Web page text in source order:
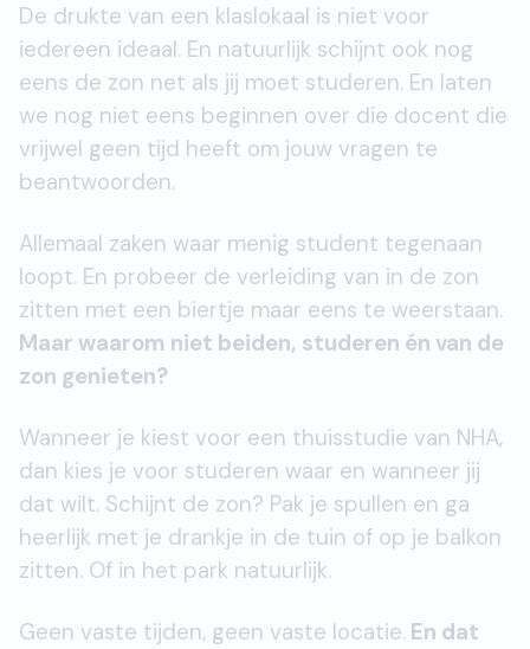
De drukte van een klaslokaal is niet voor
iedereen ideaal. En natuurlijk schijnt ook nog
eens de zon net als jij moet studeren. En laten
we nog niet eens beginnen over die docent die
vrijwel geen tijd heeft om jouw vragen te
beantwoorden.
Allemaal zaken waar menig student tegenaan
loopt. En probeer de verleiding van in de zon
zitten met een biertje maar eens te weerstaan.
Maar waarom niet beiden, studeren én van de
zon genieten?
Wanneer je kiest voor een thuisstudie van NHA,
dan kies je voor studeren waar en wanneer jij
dat wilt. Schijnt de zon? Pak je spullen en ga
heerlijk met je drankje in de tuin of op je balkon
zitten. Of in het park natuurlijk.
Geen vaste tijden, geen vaste locatie. En dat